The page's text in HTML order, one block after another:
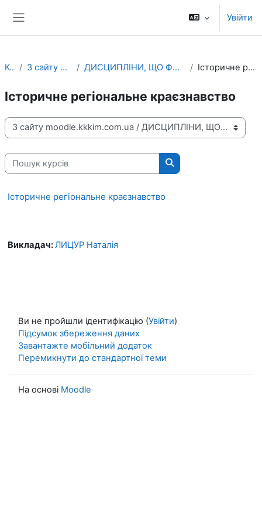
Увійти
Курси З сайту moodle.kkkim.com.ua ДИСЦИПЛІНИ, ЩО ФОРМУЮТЬ ЗАГАЛЬНІ КОМПЕТЕНТНОСТІ Історичне регіональне краєзнавство
Історичне регіональне краєзнавство
Категорії курсів
Пошук курсів
Пошук курсів
Історичне регіональне краєзнавство
Викладач:ЛИЦУР Наталія
Ви не пройшли ідентифікацію (Увійти)
Підсумок збереження даних
Завантажте мобільний додаток
Перемикнути до стандартної теми
На основі Moodle